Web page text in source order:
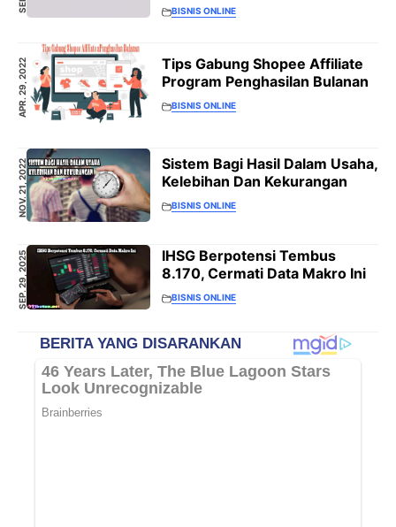
BISNIS ONLINE
APR. 29, 2022
Tips Gabung Shopee Affiliate
Program Penghasilan Bulanan
BISNIS ONLINE
NOV. 21, 2022
Sistem Bagi Hasil Dalam Usaha,
Kelebihan Dan Kekurangan
BISNIS ONLINE
SEP. 29, 2025
IHSG Berpotensi Tembus
8.170, Cermati Data Makro Ini
BISNIS ONLINE